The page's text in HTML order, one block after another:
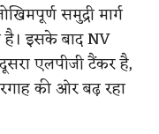
समुद्री मार्ग
है। इसके बाद NV
एलपीजी टैंकर है,
की ओर बढ़ रहा